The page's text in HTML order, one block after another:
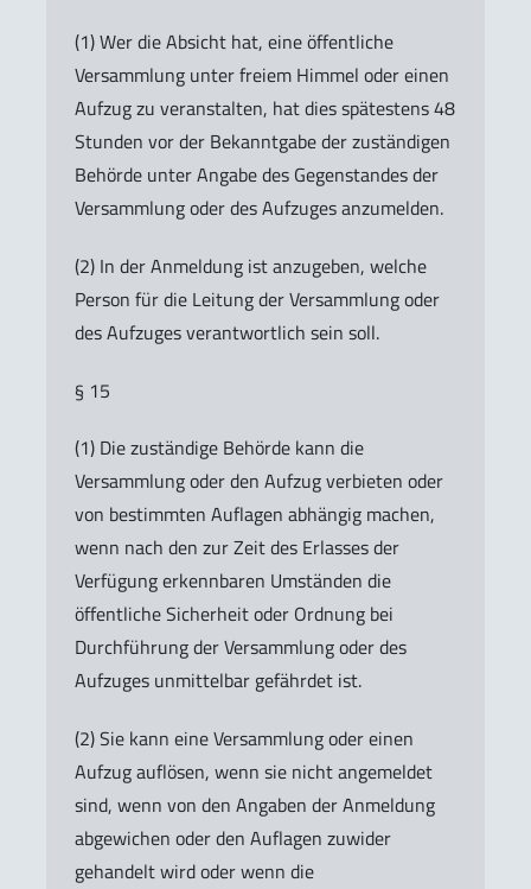
(1) Wer die Absicht hat, eine öffentliche
Versammlung unter freiem Himmel oder einen
Aufzug zu veranstalten, hat dies spätestens 48
Stunden vor der Bekanntgabe der zuständigen
Behörde unter Angabe des Gegenstandes der
Versammlung oder des Aufzuges anzumelden.
(2) In der Anmeldung ist anzugeben, welche
Person für die Leitung der Versammlung oder
des Aufzuges verantwortlich sein soll.
§ 15
(1) Die zuständige Behörde kann die
Versammlung oder den Aufzug verbieten oder
von bestimmten Auflagen abhängig machen,
wenn nach den zur Zeit des Erlasses der
Verfügung erkennbaren Umständen die
öffentliche Sicherheit oder Ordnung bei
Durchführung der Versammlung oder des
Aufzuges unmittelbar gefährdet ist.
(2) Sie kann eine Versammlung oder einen
Aufzug auflösen, wenn sie nicht angemeldet
sind, wenn von den Angaben der Anmeldung
abgewichen oder den Auflagen zuwider
gehandelt wird oder wenn die